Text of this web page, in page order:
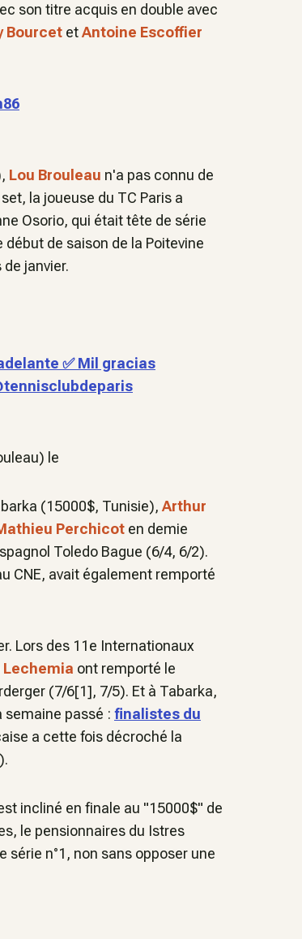
son titre acquis en double avec
Bourcet etAntoine Escoffier
Lou Brouleau n'a pas connu de
la joueuse du TC Paris a
Osorio, qui était tête de série
de saison de la Poitevine
janvier.
✅ Mil gracias
le
(15000$, Tunisie), Arthur
Perchicot en demie
Toledo Bague (6/4, 6/2).
CNE, avait également remporté
Lors des 11e Internationaux
Lechemia ont remporté le
(7/6[1], 7/5). Et à Tabarka,
semaine passé : finalistes du
a cette fois décroché la
incliné en finale au "15000$" de
le pensionnaires du Istres
n°1, non sans opposer une